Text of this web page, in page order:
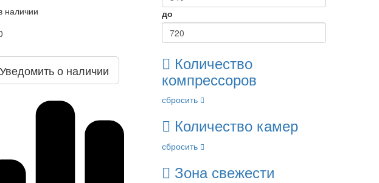
наличии
Уведомить о наличии
до
Количество
компрессоров
сбросить
Количество камер
сбросить
Зона свежести